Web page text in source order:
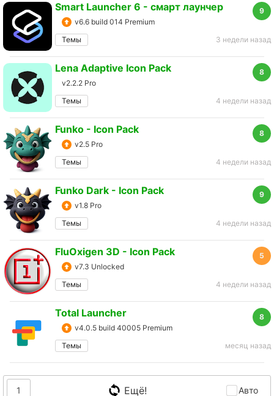
9
Smart Launcher 6 - смарт лаунчер
v6.6 build 014 Premium
Темы
3 недели назад
8
Lena Adaptive Icon Pack
v2.2.2 Pro
Темы
4 недели назад
8
Funko - Icon Pack
v2.5 Pro
Темы
4 недели назад
9
Funko Dark - Icon Pack
v1.8 Pro
Темы
4 недели назад
5
FluOxigen 3D - Icon Pack
v7.3 Unlocked
Темы
4 недели назад
8
Total Launcher
v4.0.5 build 40005 Premium
Темы
месяц назад
1 Ещё! Авто